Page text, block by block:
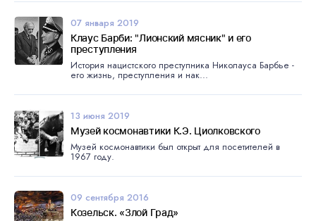
07 января 2019
Клаус Барби: "Лионский мясник" и его
преступления
История нацистского преступника Николауса Барбье -
его жизнь, преступления и нак...
13 июня 2019
Музей космонавтики К.Э. Циолковского
Музей космонавтики был открыт для посетителей в
1967 году.
09 сентября 2016
Козельск. «Злой Град»